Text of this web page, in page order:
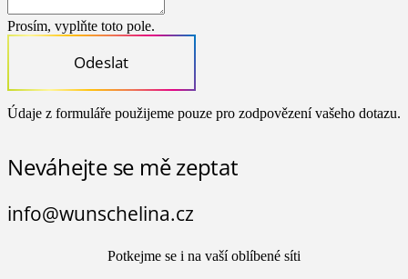
Prosím, vyplňte toto pole.
Odeslat
Údaje z formuláře použijeme pouze pro zodpovězení vašeho dotazu.
Neváhejte se mě zeptat
info@wunschelina.cz
Potkejme se i na vaší oblíbené síti